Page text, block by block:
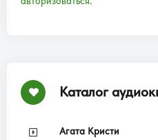
Каталог
Агата Кристи